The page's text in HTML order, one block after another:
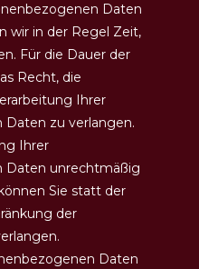
Daten
wir in der Regel Zeit,
Für die Dauer der
Recht, die
Ihrer
zu verlangen.
Ihrer
Daten unrechtmäßig
Sie statt der
der
Daten